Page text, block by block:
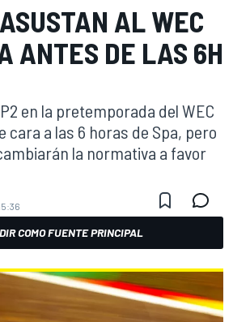
AL WEC
ANTES DE LAS 6H
en la pretemporada del WEC
cara a las 6 horas de Spa, pero
la normativa a favor
COMO FUENTE PRINCIPAL